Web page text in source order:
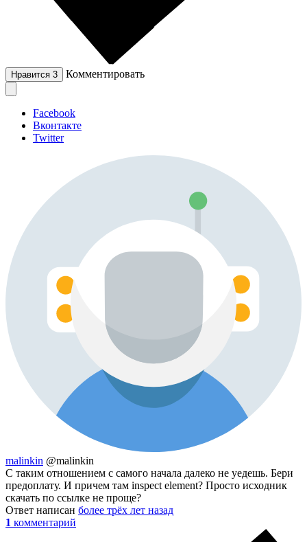
Нравится 3 Комментировать
Facebook
Вконтакте
Twitter
malinkin @malinkin
С таким отношением с самого начала далеко не уедешь. Бери
предоплату. И причем там inspect element? Просто исходник
скачать по ссылке не проще?
Ответ написан более трёх лет назад
1 комментарий